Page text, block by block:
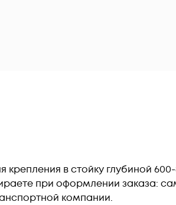
крепления в стойку глубиной
при оформлении заказа:
компании.